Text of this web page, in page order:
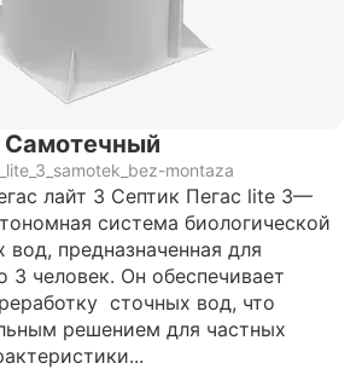
Самотечный
montaza
лайт 3 Септик Пегас lite 3—
система биологической
вод, предназначенная для
3 человек. Он обеспечивает
сточных вод, что
решением для частных